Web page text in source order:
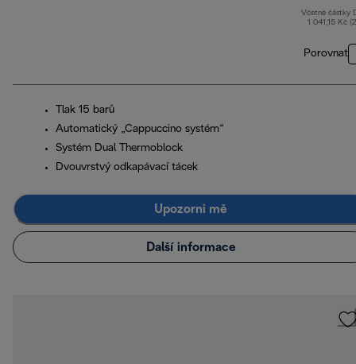
Včetně částky
1 041,15 Kč
Porovnat
Tlak 15 barů
Automatický „Cappuccino systém“
Systém Dual Thermoblock
Dvouvrstvý odkapávací tácek
Upozorni mě
Další informace